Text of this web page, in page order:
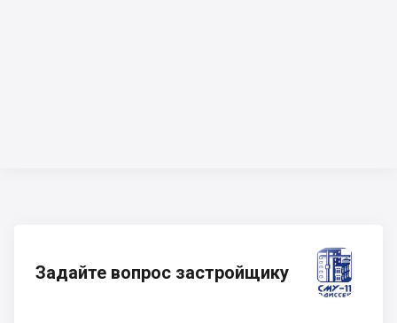
Задайте вопрос застройщику